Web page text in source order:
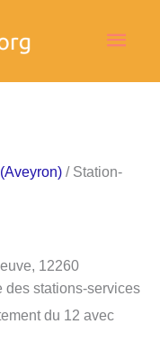
/ Station-
12260
des stations-services
du 12 avec